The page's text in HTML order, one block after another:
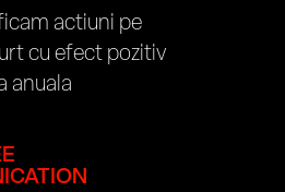
actiuni pe
cu efect pozitiv
anuala